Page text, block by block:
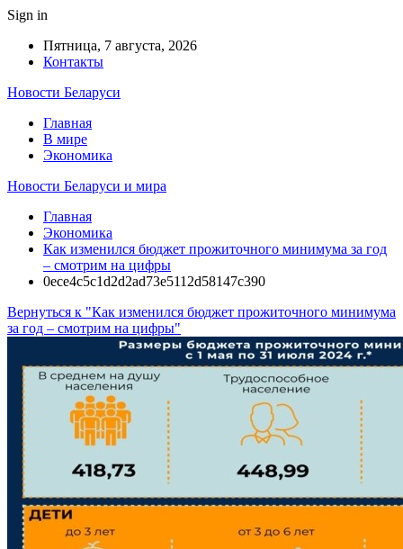
Sign in
Пятница, 7 августа, 2026
Контакты
Новости Беларуси
Главная
В мире
Экономика
Новости Беларуси и мира
Главная
Экономика
Как изменился бюджет прожиточного минимума за год
– смотрим на цифры
0ece4c5c1d2d2ad73e5112d58147c390
Вернуться к "Как изменился бюджет прожиточного минимума
за год – смотрим на цифры"